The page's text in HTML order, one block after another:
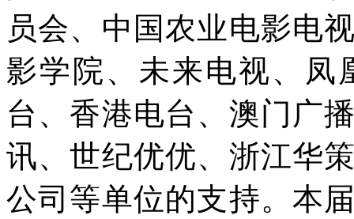
员会、中国农业电影电
影学院、未来电视、凤
台、香港电台、澳门广
讯、世纪优优、浙江华
公司等单位的支持。本